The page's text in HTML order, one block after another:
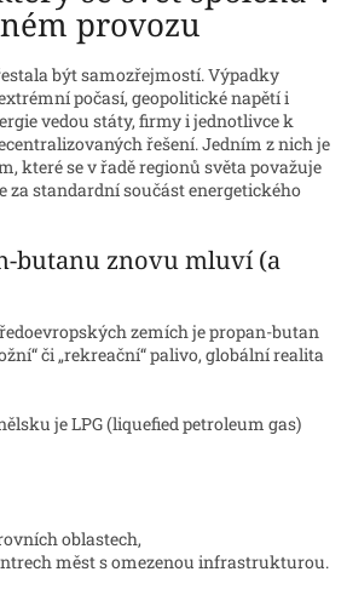
provozu
být samozřejmostí. Výpadky
počasí, geopolitické napětí i
vedou státy, firmy i jednotlivce k
řešení. Jedním z nich je
které se v řadě regionů světa považuje
za standardní součást energetického
butanu znovu mluví (a
zemích je propan-butan
či „rekreační“ palivo, globální realita
je LPG (liquefied petroleum gas)
oblastech,
měst s omezenou infrastrukturou.